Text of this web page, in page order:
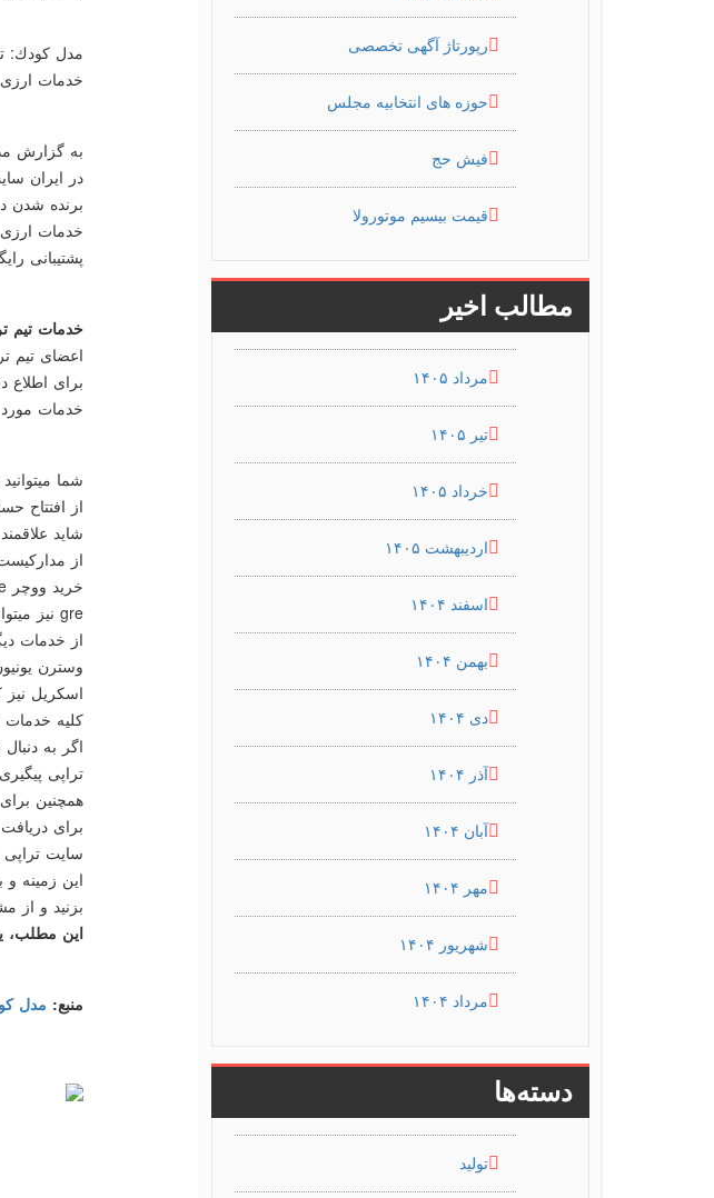
مدل كودك:
خدمات
به گزارش
در ایران
برنده شدن
خدمات ارزی
پشتیبانی
خدمات تیم
اعضای تیم
برای اطلاع
خدمات مورد
شما
از افتتاح
از
gre نیز میتوانید روی كمك تراپی حساب كنید.
از خدمات
وسترن
اسكریل
كلیه
اگر به
تراپی
همچنین
برای
سایت تراپی
این زمینه
بزنید و از
این مطلب،
منبع: مدل
رپورتاژ آگهی تخصصی
حوزه های انتخابیه مجلس
فیش حج
قیمت بیسیم موتورولا
مطالب اخیر
مرداد ۱۴۰۵
تیر ۱۴۰۵
خرداد ۱۴۰۵
اردیبهشت ۱۴۰۵
اسفند ۱۴۰۴
بهمن ۱۴۰۴
دی ۱۴۰۴
آذر ۱۴۰۴
آبان ۱۴۰۴
مهر ۱۴۰۴
شهریور ۱۴۰۴
مرداد ۱۴۰۴
دسته‌ها
تولید